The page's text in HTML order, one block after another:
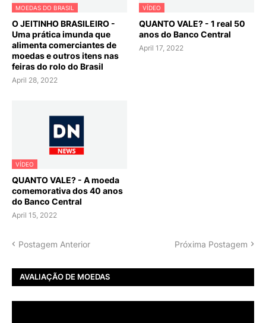
MOEDAS DO BRASIL
O JEITINHO BRASILEIRO -
Uma prática imunda que
alimenta comerciantes de
moedas e outros itens nas
feiras do rolo do Brasil
April 28, 2022
VÍDEO
QUANTO VALE? - 1 real 50
anos do Banco Central
April 17, 2022
VÍDEO
QUANTO VALE? - A moeda
comemorativa dos 40 anos
do Banco Central
April 15, 2022
Postagem Anterior Próxima Postagem
AVALIAÇÃO DE MOEDAS